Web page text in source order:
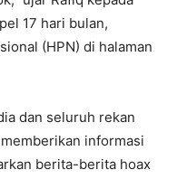
17 hari bulan,
(HPN) di halaman
dan seluruh rekan
informasi
berita-berita hoax